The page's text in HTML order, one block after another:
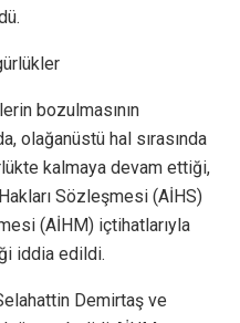
bozulmasının
olağanüstü hal sırasında
kalmaya devam ettiği,
Sözleşmesi (AİHS)
(AİHM) içtihatlarıyla
iddia edildi.
Demirtaş ve